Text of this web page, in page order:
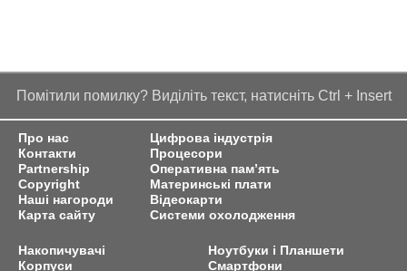
Помітили помилку? Виділіть текст, натисніть Ctrl + Insert
Про нас
Контакти
Partnership
Copyright
Наші нагороди
Карта сайту
Цифрова індустрія
Процесори
Оперативна пам’ять
Материнські плати
Відеокарти
Системи охолодження
Накопичувачі
Корпуси
Ноутбуки і Планшети
Смартфони